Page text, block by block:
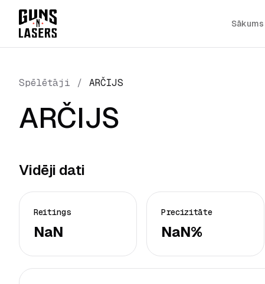
Sākums
Spēlētāji / ARČIJS
ARČIJS
Vidēji dati
Reitings
NaN
Precizitāte
NaN%